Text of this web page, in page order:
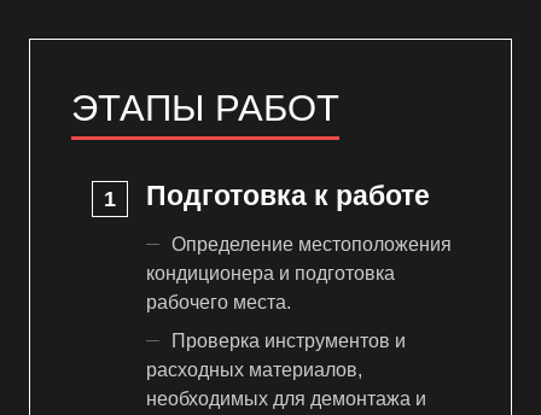
ЭТАПЫ РАБОТ
Подготовка к работе
Определение местоположения
кондиционера и подготовка
рабочего места.
Проверка инструментов и
расходных материалов,
необходимых для демонтажа и